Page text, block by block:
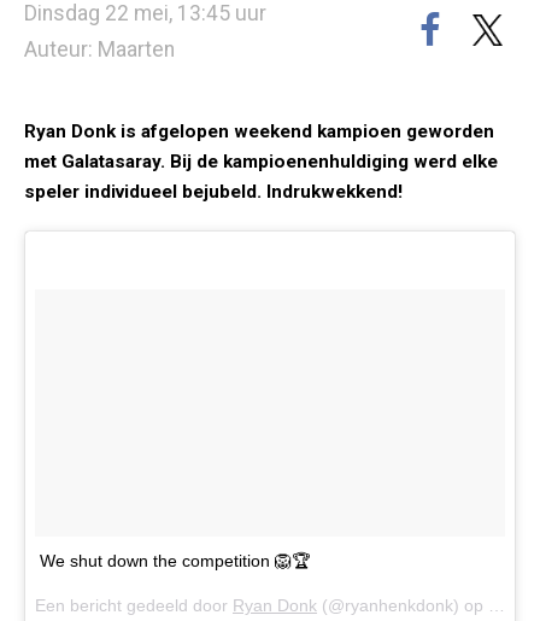
Dinsdag 22 mei, 13:45 uur
Auteur: Maarten
Ryan Donk is afgelopen weekend kampioen geworden
met Galatasaray. Bij de kampioenenhuldiging werd elke
speler individueel bejubeld. Indrukwekkend!
We shut down the competition 🦁🏆
Een bericht gedeeld door Ryan Donk (@ryanhenkdonk) op